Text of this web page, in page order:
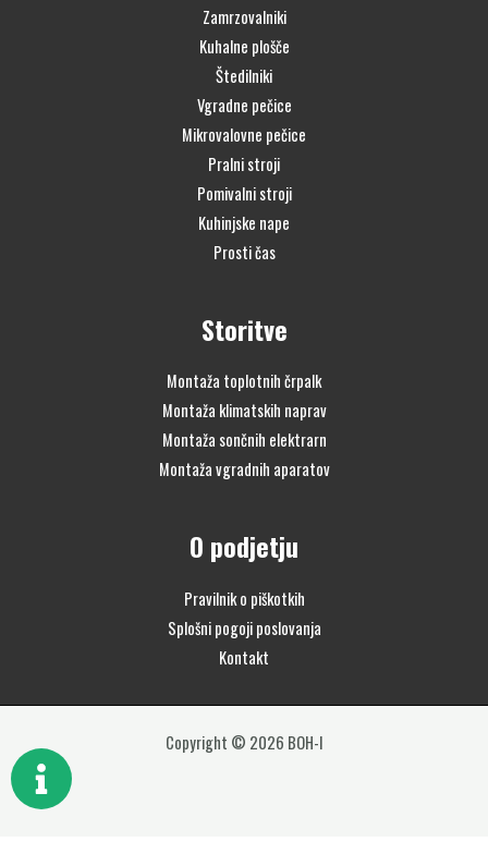
Zamrzovalniki
Kuhalne plošče
Štedilniki
Vgradne pečice
Mikrovalovne pečice
Pralni stroji
Pomivalni stroji
Kuhinjske nape
Prosti čas
Storitve
Montaža toplotnih črpalk
Montaža klimatskih naprav
Montaža sončnih elektrarn
Montaža vgradnih aparatov
O podjetju
Pravilnik o piškotkih
Splošni pogoji poslovanja
Kontakt
Copyright © 2026 BOH-I